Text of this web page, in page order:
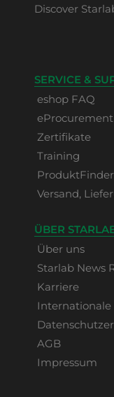
Discover
SERVICE &
eshop FAQ
eProcurement
Zertifikate
Training
ProduktFinder
Versand,
ÜBER
Über uns
Starlab News
Karriere
Internationale
AGB
Impressum